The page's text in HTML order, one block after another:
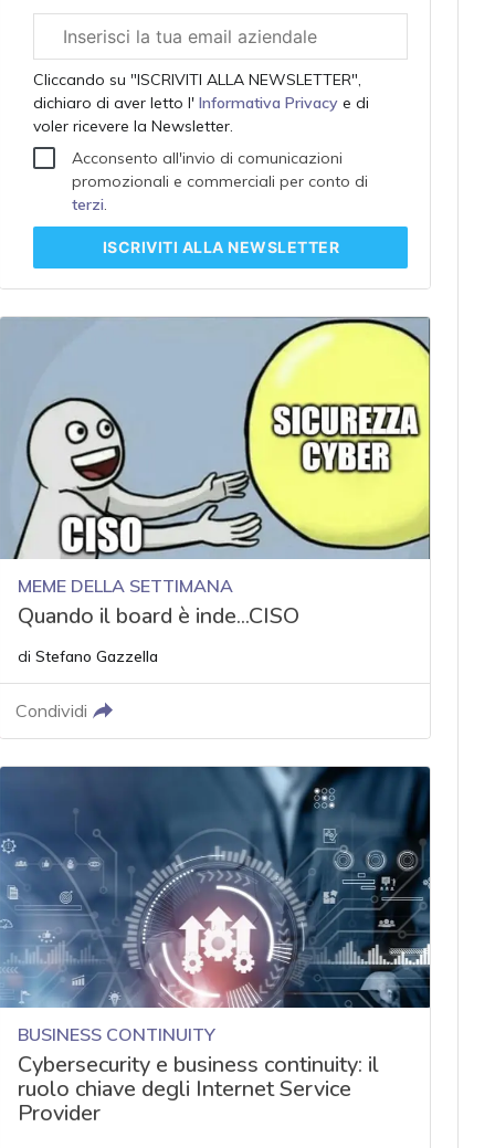
aziendale
Cliccando su "ISCRIVITI ALLA NEWSLETTER",
dichiaro di aver letto l' Informativa Privacye di
voler ricevere la Newsletter.
Acconsento all'invio di comunicazioni
promozionali e commerciali per conto di
terzi.
ISCRIVITI ALLA NEWSLETTER
MEME DELLA SETTIMANA
Quando il board è inde...CISO
diStefano Gazzella
Condividi
BUSINESS CONTINUITY
Cybersecurity e business continuity: il
ruolo chiave degli Internet Service
Provider